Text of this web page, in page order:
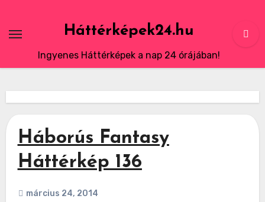
content
Háttérképek24.hu
Ingyenes Háttérképek a nap 24 órájában!
Háborús Fantasy
Háttérkép 136
március 24, 2014